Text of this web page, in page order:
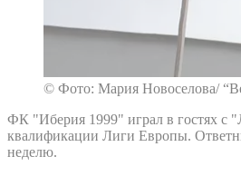
© Фото: Мария Новоселова/
ФК "Иберия 1999" играл в гостях с
квалификации Лиги Европы.
неделю.